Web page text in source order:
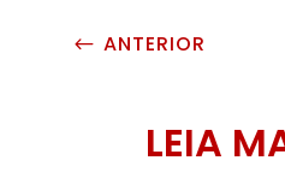
# ANTERIOR
LEIA